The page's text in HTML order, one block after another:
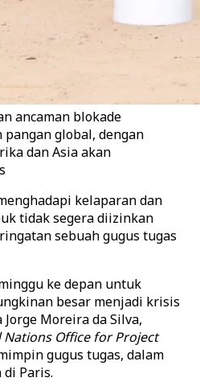
ancaman blokade
global, dengan
dan Asia akan
kelaparan dan
tidak segera diizinkan
sebuah gugus tugas
ke depan untuk
besar menjadi krisis
Moreira da Silva,
Nations Office for Project
gugus tugas, dalam
Paris.